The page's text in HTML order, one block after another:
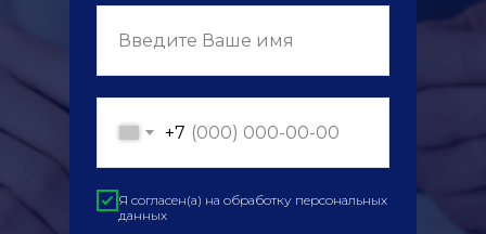
Введите Ваше имя
+7
Я согласен(а) на обработку персональных
данных